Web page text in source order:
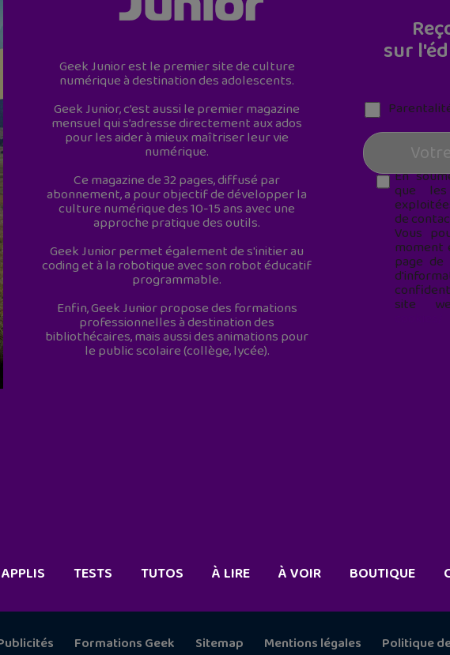
Geek Junior est le premier site de culture
numérique à destination des adolescents.
Geek Junior, c’est aussi le premier magazine
mensuel qui s’adresse directement aux ados
pour les aider à mieux maîtriser leur vie
numérique.
Ce magazine de 32 pages, diffusé par
abonnement, a pour objectif de développer la
culture numérique des 10-15 ans avec une
approche pratique des outils.
Geek Junior permet également de s'initier au
coding et à la robotique avec son robot éducatif
programmable.
Enfin, Geek Junior propose des formations
professionnelles à destination des
bibliothécaires, mais aussi des animations pour
le public scolaire (collège, lycée).
sur
En
que
de
Vous
moment
page
site
APPLIS TESTS TUTOS À LIRE À VOIR BOUTIQUE
Formations Geek Sitemap Mentions légales Politique